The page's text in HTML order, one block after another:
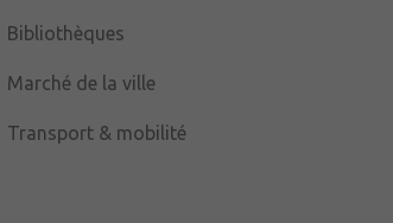
Bibliothèques
Marché de la ville
Transport & mobilité